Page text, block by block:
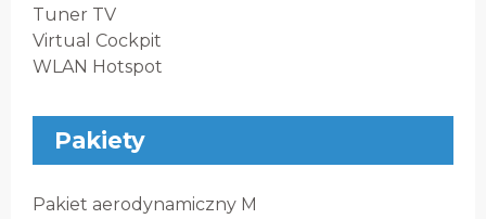
Tuner TV
Virtual Cockpit
WLAN Hotspot
Pakiety
Pakiet aerodynamiczny M